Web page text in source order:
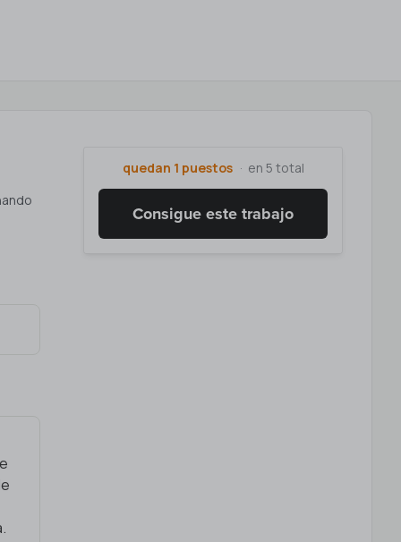
quedan 1 puestos en 5 total
Consigue este trabajo